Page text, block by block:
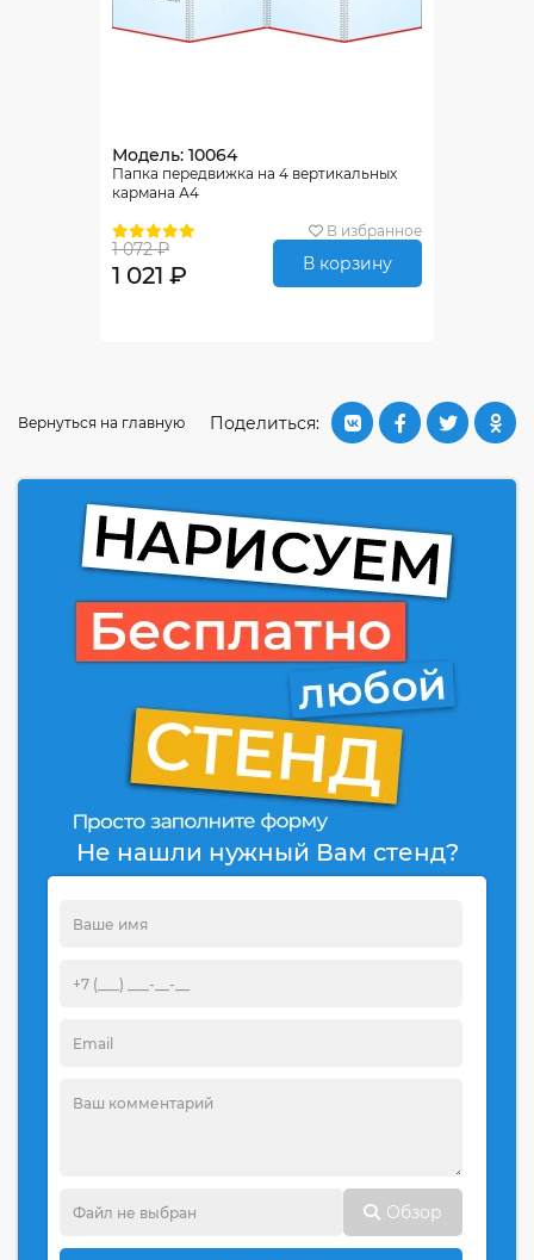
Модель: 10064
Папка передвижка на 4 вертикальных
кармана А4
В избранное
1 072 ₽
1 021 ₽ В корзину
Поделиться:
Вернуться на главную
Не нашли нужный Вам стенд?
Обзор